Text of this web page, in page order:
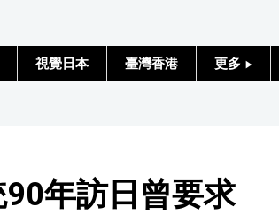
視覺日本 臺灣香港 更多
政治外交
年訪日曾要求